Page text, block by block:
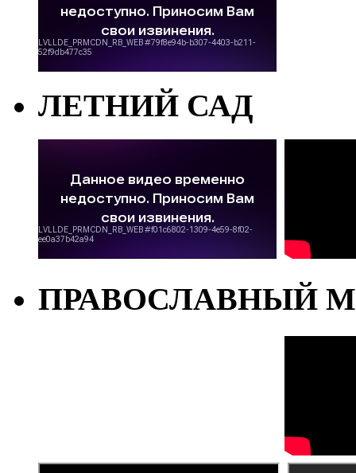
ЛЕТНИЙ САД
ПРАВОСЛАВНЫЙ